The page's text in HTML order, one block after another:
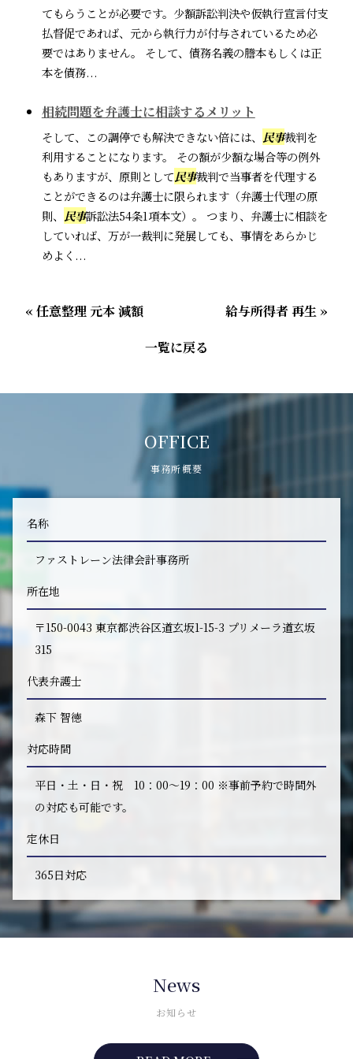
てもらうことが必要です。少額訴訟判決や仮執行宣言付支
払督促であれば、元から執行力が付与されているため必
要ではありません。 そして、債務名義の謄本もしくは正
本を債務...
相続問題を弁護士に相談するメリット
そして、この調停でも解決できない倍には、 民事裁判を
利用することになります。 その額が少額な場合等の例外
もありますが、原則として民事裁判で当事者を代理する
ことができるのは弁護士に限られます（弁護士代理の原
則、
民事訴訟法54条1項本文）。 つまり、弁護士に相談を
していれば、万が一裁判に発展しても、事情をあらかじ
めよく...
« 任意整理 元本 減額
給与所得者 再生 »
一覧に戻る
OFFICE
事務所概要
名称
ファストレーン法律会計事務所
所在地
〒150-0043 東京都渋谷区道玄坂1-15-3 プリメーラ道玄坂
315
代表弁護士
森下 智徳
対応時間
平日・土・日・祝 10：00～19：00 ※事前予約で時間外
の対応も可能です。
定休日
365日対応
News
お知らせ